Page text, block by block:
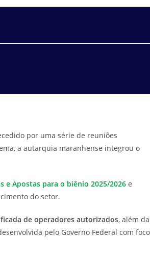
por uma série de reuniões
a autarquia maranhense integrou o
e Apostas para o biênio 2025/2026 e
do setor.
de operadores autorizados, além da
pelo Governo Federal com foco